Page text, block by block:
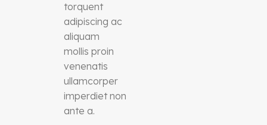
torquent
adipiscing ac
aliquam
mollis proin
venenatis
ullamcorper
imperdiet non
ante a.